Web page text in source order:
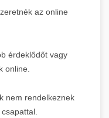
az online
érdeklődőt vagy
online.
nem rendelkeznek